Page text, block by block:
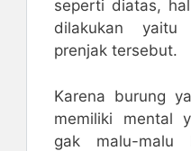
seperti diatas,
dilakukan yaitu
prenjak tersebut.
Karena burung
memiliki mental
gak malu-malu